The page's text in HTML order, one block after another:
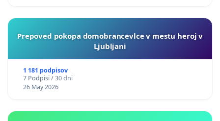
Prepoved pokopa domobrancevlce v mestu heroj v
Ljubljani
1 181 podpisov
7 Podpisi / 30 dni
26 May 2026